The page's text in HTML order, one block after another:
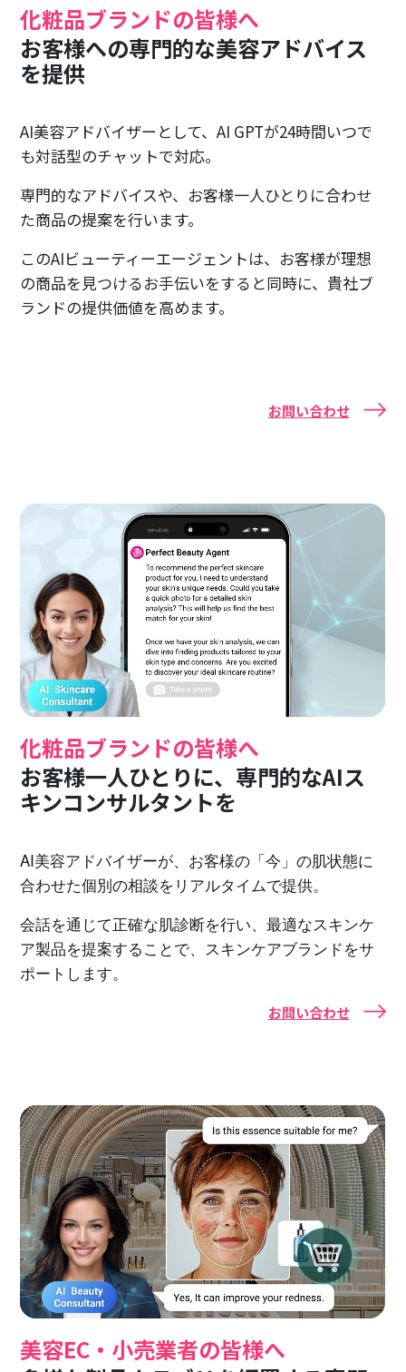
化粧品ブランドの皆様へ
お客様への専門的な美容アドバイス
を提供
AI美容アドバイザーとして、AI GPTが24時間いつで
も対話型のチャットで対応。
専門的なアドバイスや、お客様一人ひとりに合わせ
た商品の提案を行います。
このAIビューティーエージェントは、お客様が理想
の商品を見つけるお手伝いをすると同時に、貴社ブ
ランドの提供価値を高めます。
お問い合わせ
化粧品ブランドの皆様へ
お客様一人ひとりに、専門的なAIス
キンコンサルタントを
AI美容アドバイザーが、お客様の「今」の肌状態に
合わせた個別の相談をリアルタイムで提供。
会話を通じて正確な肌診断を行い、最適なスキンケ
ア製品を提案することで、スキンケアブランドをサ
ポートします。
お問い合わせ
美容EC・小売業者の皆様へ